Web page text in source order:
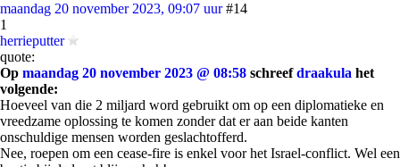
maandag 20 november 2023, 09:07 uur #14
1
herrieputter
quote:
Op maandag 20 november 2023 @ 08:58 schreefdraakula het
volgende:
Hoeveel van die 2 miljard word gebruikt om op een diplomatieke en
vreedzame oplossing te komen zonder dat er aan beide kanten
onschuldige mensen worden geslachtofferd.
Nee, roepen om een cease-fire is enkel voor het Israel-conflict. Wel een